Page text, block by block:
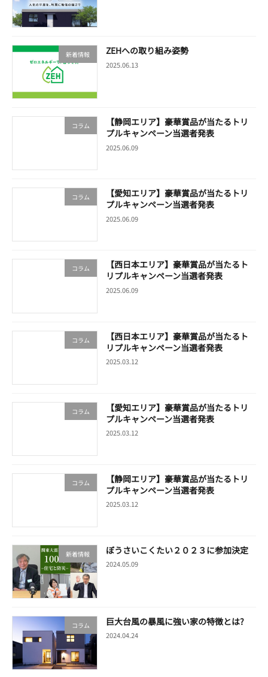
新着情報 ZEHへの取り組み姿勢
2025.06.13
コラム
【静岡エリア】豪華賞品が当たるトリ
プルキャンペーン当選者発表
2025.06.09
コラム
【愛知エリア】豪華賞品が当たるトリ
プルキャンペーン当選者発表
2025.06.09
コラム
【西日本エリア】豪華賞品が当たるト
リプルキャンペーン当選者発表
2025.06.09
コラム
【西日本エリア】豪華賞品が当たるト
リプルキャンペーン当選者発表
2025.03.12
コラム
【愛知エリア】豪華賞品が当たるトリ
プルキャンペーン当選者発表
2025.03.12
コラム
【静岡エリア】豪華賞品が当たるトリ
プルキャンペーン当選者発表
2025.03.12
新着情報 ぼうさいこくたい２０２３に参加決定
2024.05.09
コラム 巨大台風の暴風に強い家の特徴とは?
2024.04.24